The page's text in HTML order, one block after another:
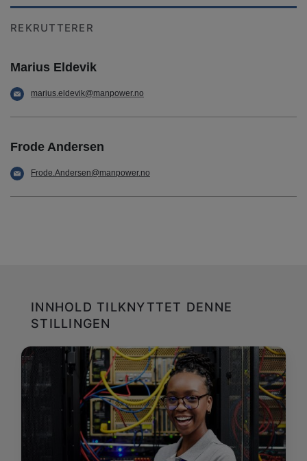
REKRUTTERER
Marius Eldevik
marius.eldevik@manpower.no
Frode Andersen
Frode.Andersen@manpower.no
INNHOLD TILKNYTTET DENNE
STILLINGEN